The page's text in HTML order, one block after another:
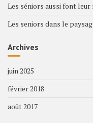
Les séniors aussi font leur
Les seniors dans le
Archives
juin 2025
février 2018
août 2017